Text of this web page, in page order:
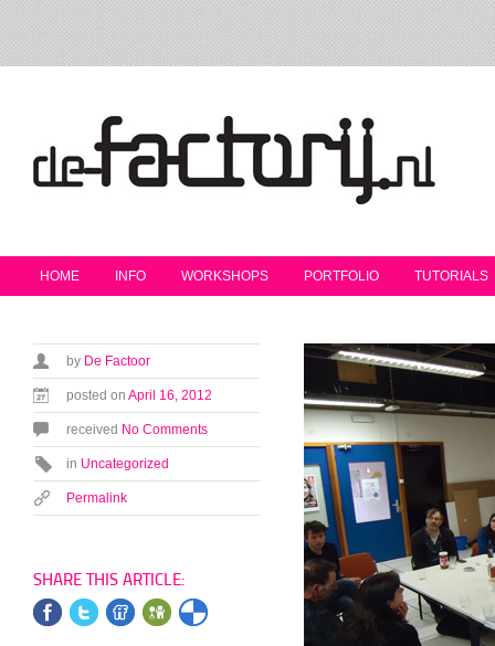
HOME INFO WORKSHOPS PORTFOLIO TUTORIALS
by De Factoor
posted on April 16, 2012
received No Comments
in Uncategorized
Permalink
SHARE THIS ARTICLE: